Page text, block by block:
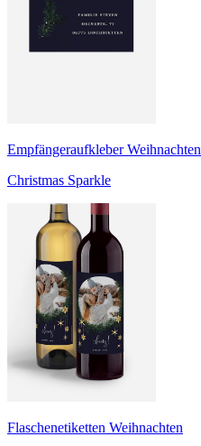
Empfängeraufkleber Weihnachten
Christmas Sparkle
Flaschenetiketten Weihnachten